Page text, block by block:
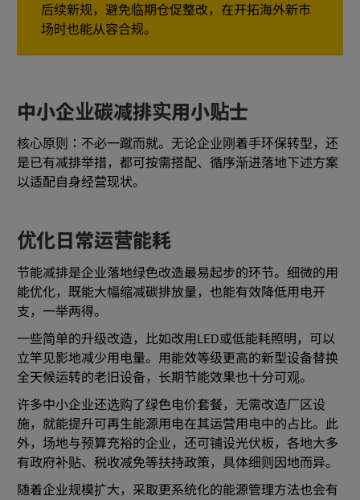
后续新规，避免临期仓促整改，在开拓海外新市
场时也能从容合规。
中小企业碳减排实用小贴士
核心原则：不必一蹴而就。无论企业刚着手环保转型，还
是已有减排举措，都可按需搭配、循序渐进落地下述方案
以适配自身经营现状。
优化日常运营能耗
节能减排是企业落地绿色改造最易起步的环节。细微的用
能优化，既能大幅缩减碳排放量，也能有效降低用电开
支，一举两得。
一些简单的升级改造，比如改用LED或低能耗照明，可以
立竿见影地减少用电量。用能效等级更高的新型设备替换
全天候运转的老旧设备，长期节能效果也十分可观。
许多中小企业还选购了绿色电价套餐，无需改造厂区设
施，就能提升可再生能源用电在其运营用电中的占比。此
外，场地与预算充裕的企业，还可铺设光伏板，各地大多
有政府补贴、税收减免等扶持政策，具体细则因地而异。
随着企业规模扩大，采取更系统化的能源管理方法也会有